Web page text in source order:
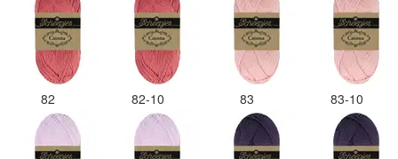
82 82-10 83 83-10